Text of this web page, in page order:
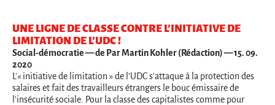
UNE LIGNE DE CLASSE CONTRE L’INITIATIVE DE
LIMITATION DE L’UDC !
Social-démocratie— de Par Martin Kohler (Rédaction) — 15. 09.
2020
L'« initiative de limitation » de l'UDC s'attaque à la protection des
salaires et fait des travailleurs étrangers le bouc émissaire de
l'insécurité sociale. Pour la classe des capitalistes comme pour